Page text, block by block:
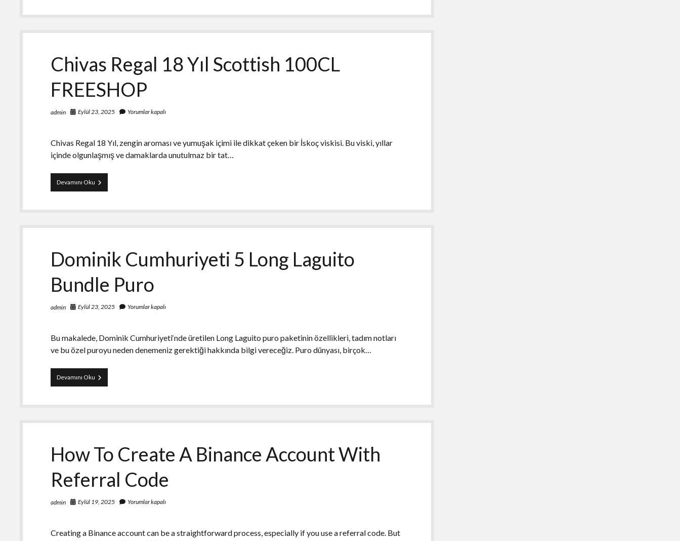
sigara-
aromalı
Chivas Regal 18 Yıl Scottish 100CL
FREESHOP
admin Eylül 23, 2025 Yorumlar kapalı
Chivas Regal 18 Yıl, zengin aroması ve yumuşak içimi ile dikkat çeken bir İskoç viskisi. Bu viski, yıllar
içinde olgunlaşmış ve damaklarda unutulmaz bir tat…
Devamını Oku Chivas
Regal
Yıl
100CL
Dominik Cumhuriyeti 5 Long Laguito
Bundle Puro
admin Eylül 23, 2025 Yorumlar kapalı
Bu makalede, Dominik Cumhuriyeti‘nde üretilen Long Laguito puro paketinin özellikleri, tadım notları
ve bu özel puroyu neden denemeniz gerektiği hakkında bilgi vereceğiz. Puro dünyası, birçok…
Devamını Oku Dominik
Cumhuriyeti
Long
Bundle
How To Create A Binance Account With
Referral Code
admin Eylül 19, 2025 Yorumlar kapalı
Creating a Binance account can be a straightforward process, especially if you use a referral code. But